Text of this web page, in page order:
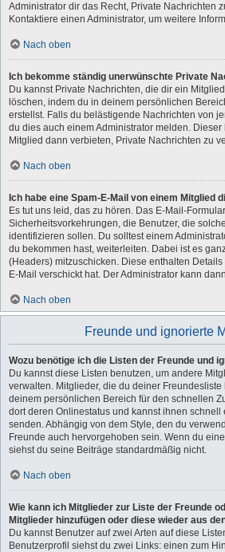
Administrator dir das Recht, Private Nachrichten
Kontaktiere einen Administrator, um weitere
Nach oben
Ich bekomme ständig unerwünschte Private
Du kannst Private Nachrichten, die dir ein
löschen, indem du in deinem persönlichen
erstellst. Falls du belästigende Nachrichten von
du dies auch einem Administrator melden.
Mitglied dann verbieten, Private Nachrichten zu
Nach oben
Ich habe eine Spam-E-Mail von einem Mitglied
Es tut uns leid, das zu hören. Das E-Mail-
Sicherheitsvorkehrungen, die Benutzer, die
identifizieren sollen. Du solltest einem
du bekommen hast, weiterleiten. Dabei ist es
(Headers) mitzuschicken. Diese enthalten
E-Mail verschickt hat. Der Administrator kann
Nach oben
Freunde und ignorierte
Wozu benötige ich die Listen der Freunde und
Du kannst diese Listen benutzen, um andere
verwalten. Mitglieder, die du deiner Freundesliste
deinem persönlichen Bereich für den schnellen
dort deren Onlinestatus und kannst ihnen schnell
senden. Abhängig von dem Style, den du
Freunde auch hervorgehoben sein. Wenn du
siehst du seine Beiträge standardmäßig nicht.
Nach oben
Wie kann ich Mitglieder zur Liste der Freunde
Mitglieder hinzufügen oder diese wieder aus
Du kannst Benutzer auf zwei Arten auf diese
Benutzerprofil siehst du zwei Links: einen zum